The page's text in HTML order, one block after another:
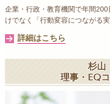
企業・行政・教育機関で年間
けでなく「行動変容につながる
詳細はこちら
杉山
理事・EQ